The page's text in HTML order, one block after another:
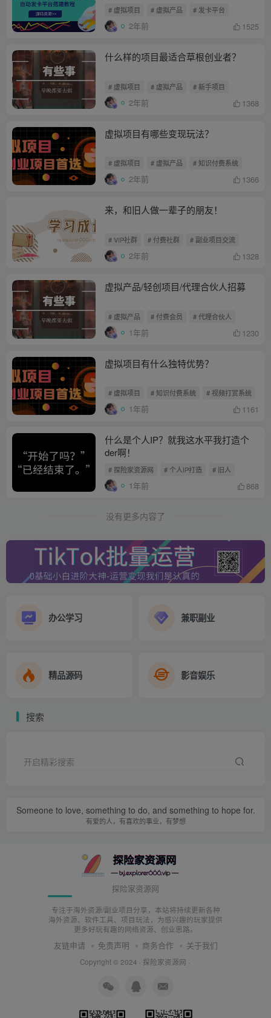
# 虚拟项目 # 虚拟产品 # 发卡平台
2年前 1525
什么样的项目最适合草根创业者？
# 虚拟项目 # 虚拟产品 # 新手项目
2年前 1368
虚拟项目有哪些变现玩法？
# 虚拟项目 # 虚拟产品 # 知识付费系统
2年前 1366
来，和旧人做一辈子的朋友！
# VIP社群 # 付费社群 # 副业项目交流
2年前 1328
虚拟产品/轻创项目/代理合伙人招募
# 虚拟产品 # 付费会员 # 代理合伙人
1年前 1230
虚拟项目有什么独特优势？
# 虚拟项目 # 知识付费系统 # 视频打赏系统
1年前 1161
什么是个人IP？就我这水平我打造个
der啊！
# 探险家资源网 # 个人IP打造 # 旧人
1年前 868
没有更多内容了
办公学习 兼职副业
精品源码 影音娱乐
搜索
开启精彩搜索
Someone to love, something to do, and something to hope for.
有爱的人，有喜欢的事业，有梦想
探险家资源网
专注于海外资源/副业项目分享，本站将持续更新各种
海外资源、软件工具、项目玩法，为感兴趣的玩家提供
更多好玩有趣的网络资源、创业思路。
友链申请 免责声明 商务合作 关于我们
Copyright © 2024 · 探险家资源网 ·